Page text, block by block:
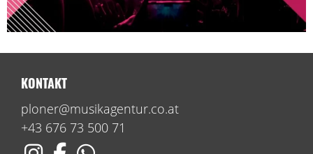
KONTAKT
ploner@musikagentur.co.at
+43 676 73 500 71